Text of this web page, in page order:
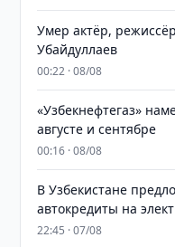
Умер актёр,
Убайдуллаев
00:22 · 08/08
«Узбекнефтегаз»
августе и сентябре
00:16 · 08/08
В Узбекистане
автокредиты на
22:45 · 07/08